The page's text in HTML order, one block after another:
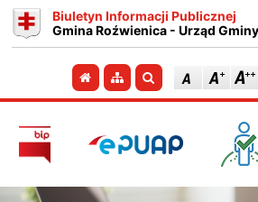
Biuletyn Informacji Publicznej
Gmina Roźwienica - Urząd
Przejdź do strony głównej
Przejdź do mapy strony
Szukaj